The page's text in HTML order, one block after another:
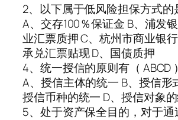
2、以下属于低风险担保方式的
A、交存100％保证金 B、浦发
业汇票质押 C、杭州市商业银
承兑汇票贴现 D、国债质押
4、统一授信的原则有（ ABCD ）
A、授信主体的统一 B、授信形
授信币种的统一 D、授信对象
5、处于资产保全目的，对于